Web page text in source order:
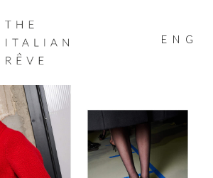
ITALIAN
RÊVE
ENG